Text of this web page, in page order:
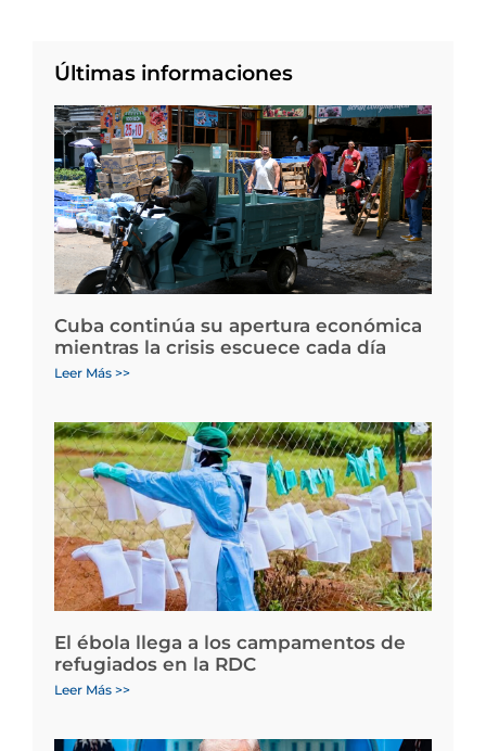
Últimas informaciones
Cuba continúa su apertura económica
mientras la crisis escuece cada día
Leer Más >>
El ébola llega a los campamentos de
refugiados en la RDC
Leer Más >>